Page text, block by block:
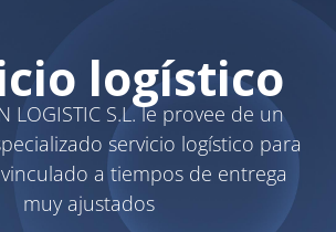
logístico
LOGISTIC S.L. le provee de un
servicio logístico para
a tiempos de entrega
muy ajustados